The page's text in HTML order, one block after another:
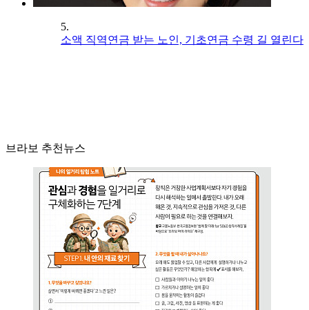
5.
소액 직역연금 받는 노인, 기초연금 수령 길 열린다
브라보 추천뉴스